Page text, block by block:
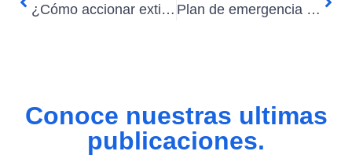
¿Cómo accionar extintores de incendios? Plan de emergencia ante siniestros: Caso ¿Qué hacer durante un incendio?
Conoce nuestras ultimas
publicaciones.